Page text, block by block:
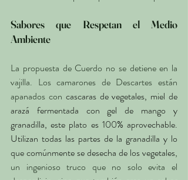
Sabores que Respetan el Medio
Ambiente
La propuesta de Cuerdo no se detiene en la
vajilla. Los camarones de Descartes están
apanados con cascaras de vegetales, miel de
arazá fermentada con gel de mango y
granadilla, este plato es 100% aprovechable.
Utilizan todas las partes de la granadilla y lo
que comúnmente se desecha de los vegetales,
un ingenioso truco que no solo evita el